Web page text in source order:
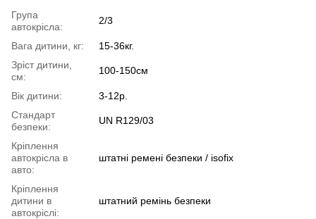
Група
автокрісла:
2/3
Вага дитини, кг:
15-36кг.
Зріст дитини,
см:
100-150см
Вік дитини:
3-12р.
Стандарт
безпеки:
UN R129/03
Кріплення
автокрісла в
авто:
штатні ремені безпеки / isofix
Кріплення
дитини в
автокріслі:
штатний ремінь безпеки